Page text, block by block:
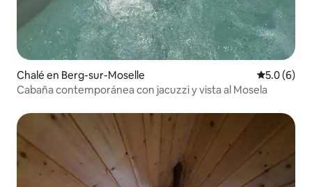
Chalé en Berg-sur-Moselle
5.0 (6)
Cabaña contemporánea con jacuzzi y vista al Mosela